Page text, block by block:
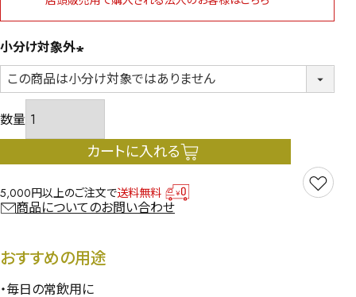
小分け対象外
(必
須)
カートに入れる
5,000円以上のご注文で送料無料
商品についてのお問い合わせ
おすすめの用途
・毎日の常飲用に